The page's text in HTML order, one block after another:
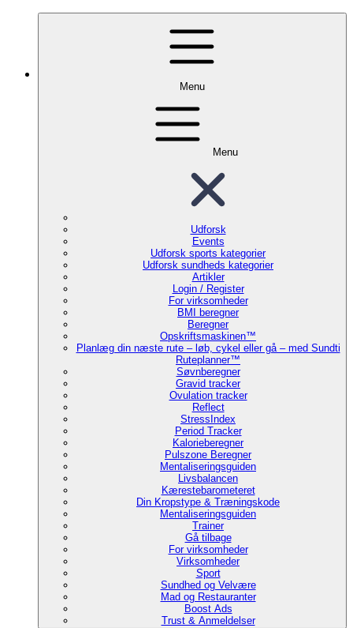
Menu
Menu
Udforsk
Events
Udforsk sports kategorier
Udforsk sundheds kategorier
Artikler
Login / Register
For virksomheder
BMI beregner
Beregner
Opskriftsmaskinen™
Planlæg din næste rute – løb, cykel eller gå – med Sundti
Ruteplanner™
Søvnberegner
Gravid tracker
Ovulation tracker
Reflect
StressIndex
Period Tracker
Kalorieberegner
Pulszone Beregner
Mentaliseringsguiden
Livsbalancen
Kærestebarometeret
Din Kropstype & Træningskode
Mentaliseringsguiden
Trainer
Gå tilbage
For virksomheder
Virksomheder
Sport
Sundhed og Velvære
Mad og Restauranter
Boost Ads
Trust & Anmeldelser